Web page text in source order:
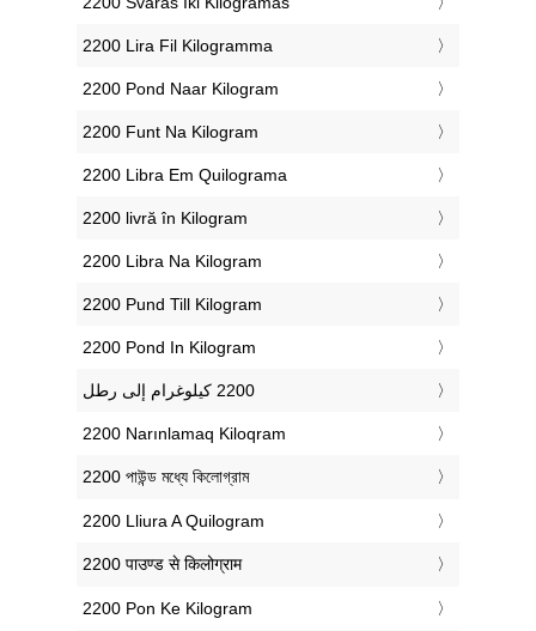
‎2200 Lira Fil Kilogramma
‎2200 Pond Naar Kilogram
‎2200 Funt Na Kilogram
‎2200 Libra Em Quilograma
‎2200 livră în Kilogram
‎2200 Libra Na Kilogram
‎2200 Pund Till Kilogram
‎2200 Pond In Kilogram
‎2200 Narınlamaq Kiloqram
‎2200 পাউন্ড মধ্যে কিলোগ্রাম
‎2200 Lliura A Quilogram
‎2200 पाउण्ड से किलोग्राम
‎2200 Pon Ke Kilogram